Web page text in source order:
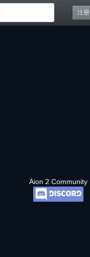
注册
Aion 2 Community